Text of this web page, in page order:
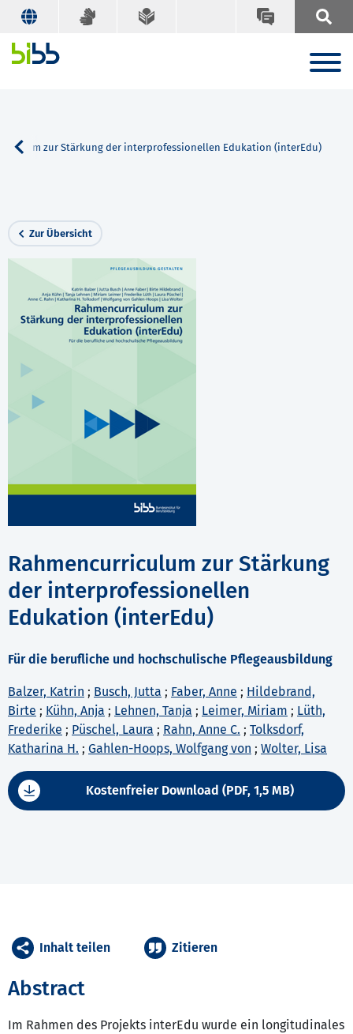
zur Stärkung der interprofessionellen Edukation (interEdu)
Zur Übersicht
Rahmencurriculum zur Stärkung
der interprofessionellen
Edukation (interEdu)
Für die berufliche und hochschulische Pflegeausbildung
Balzer, Katrin ; Busch, Jutta ; Faber, Anne ; Hildebrand,
Birte ; Kühn, Anja ; Lehnen, Tanja ; Leimer, Miriam ; Lüth,
Frederike ; Püschel, Laura ; Rahn, Anne C. ; Tolksdorf,
Katharina H. ; Gahlen-Hoops, Wolfgang von ; Wolter, Lisa
Kostenfreier Download (PDF, 1,5 MB)
Abstract
Im Rahmen des Projekts interEdu wurde ein longitudinales
Inhalt teilen Zitieren